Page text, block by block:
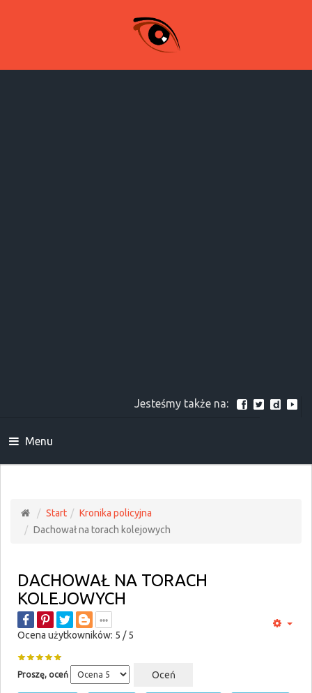
Jesteśmy także na:
Menu
Start
Kronika policyjna
Dachował na torach kolejowych
DACHOWAŁ NA TORACH
KOLEJOWYCH
Ocena użytkowników: 5 /5
Proszę, oceń